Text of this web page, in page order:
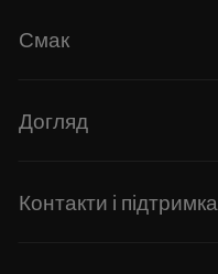
Смак
Догляд
Контакти і підтримка